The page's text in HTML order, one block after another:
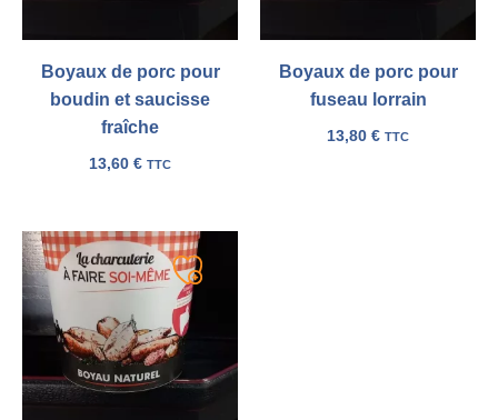
Boyaux de porc pour
boudin et saucisse
fraîche
13,60 € TTC
Boyaux de porc pour
fuseau lorrain
13,80 € TTC
Ajouter
à
ma
liste